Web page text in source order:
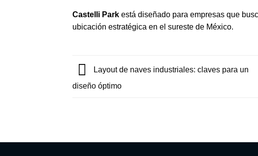
Castelli Park está diseñado para empresas que
ubicación estratégica en el sureste de México.
Layout de naves industriales: claves para un
diseño óptimo